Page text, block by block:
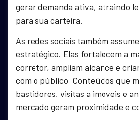
gerar demanda ativa, atraindo
para sua carteira.
As redes sociais também
estratégico. Elas fortalecem a
corretor, ampliam alcance e
com o público. Conteúdos que
bastidores, visitas a imóveis e
mercado geram proximidade e